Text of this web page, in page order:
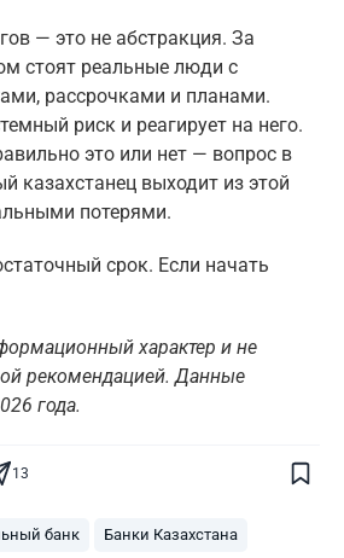
— это не абстракция. За
стоят реальные люди с
рассрочками и планами.
риск и реагирует на него.
это или нет — вопрос в
казахстанец выходит из этой
потерями.
срок. Если начать
характер и не
рекомендацией. Данные
года.
13
банк Банки Казахстана
вам